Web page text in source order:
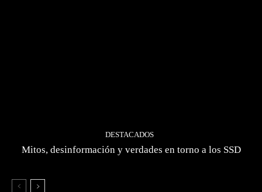
DESTACADOS
Mitos, desinformación y verdades en torno a los SSD